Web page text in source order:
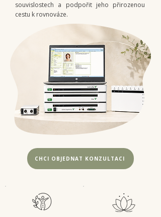
souvislostech a podpořit jeho přirozenou
cestu k rovnováze.
CHCI OBJEDNAT KONZULTACI